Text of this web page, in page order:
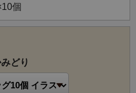
に栽培面積が大きく、やぶき
）品種です。
で栽培されており、主に鹿
れています。
個
どり